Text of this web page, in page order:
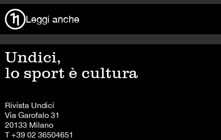
Leggi anche
Undici,
lo sport è cultura
Rivista Undici
Via Garofalo 31
20133 Milano
T +39 02 36504651